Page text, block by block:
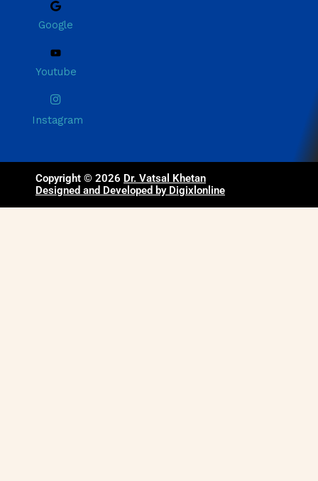
Google
Youtube
Instagram
Copyright © 2026 Dr. Vatsal Khetan
Designed and Developed by Digixlonline